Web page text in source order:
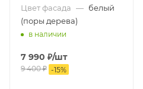
Цвет фасада — белый
(поры дерева)
в наличии
7 990 ₽/шт
9 400₽ -15%